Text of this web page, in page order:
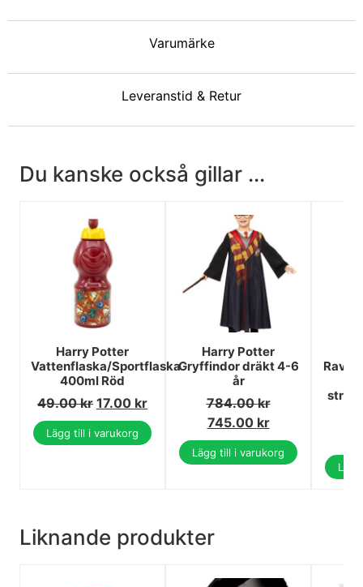
Varumärke
Leveranstid & Retur
Du kanske också gillar ...
Harry Potter
Vattenflaska/Sportflaska
400ml Röd
49.00kr 17.00 kr
Lägg till i varukorg
Harry Potter
Gryffindor dräkt 4-6
år
784.00kr
745.00 kr
Lägg till i varukorg
Liknande produkter